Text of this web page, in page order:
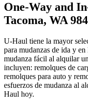
One-Way and
Tacoma, WA
U-Haul tiene la mayor
para mudanzas de ida y en
mudanza fácil al alquilar
incluyen: remolques de
remolques para auto y
esfuerzos de mudanza al
Haul hoy.